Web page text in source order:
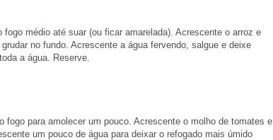
médio até suar (ou ficar amarelada). Acrescente o arroz e
no fundo. Acrescente a água fervendo, salgue e deixe
a água. Reserve.
fogo para amolecer um pouco. Acrescente o molho de tomates e
um pouco de água para deixar o refogado mais úmido